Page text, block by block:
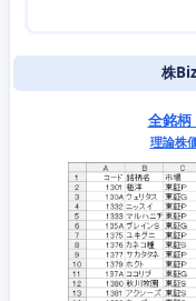
株
全銘柄
理論株